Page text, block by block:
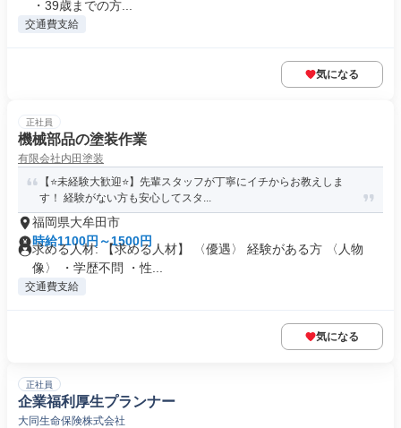
・39歳までの方...
交通費支給
気になる
正社員
機械部品の塗装作業
有限会社内田塗装
【⭐未経験大歓迎⭐】先輩スタッフが丁寧にイチからお教えしま
す！ 経験がない方も安心してスタ...
福岡県大牟田市
時給1100円～1500円
求める人材: 【求める人材】 〈優遇〉 経験がある方 〈人物
像〉 ・学歴不問 ・性...
交通費支給
気になる
正社員
企業福利厚生プランナー
大同生命保険株式会社